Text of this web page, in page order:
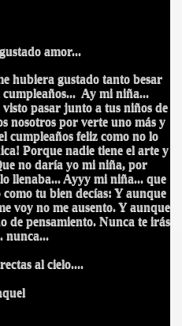
amor...
hubiera gustado tanto besar
Ay mi niña...
pasar junto a tus niños de
nosotros por verte uno más y
cumpleaños feliz como no lo
Porque nadie tiene el arte y
no daría yo mi niña, por
llenaba... Ayyy mi niña... que
tu bien decías: Y aunque
voy no me ausento. Y aunque
de pensamiento. Nunca te irás
nunca...
al cielo....